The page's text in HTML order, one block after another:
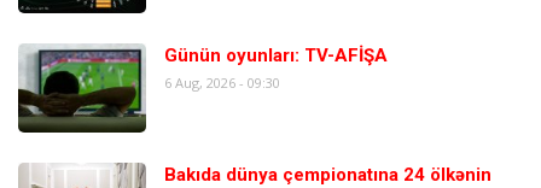
Günün oyunları: TV-AFİŞA
6 Aug, 2026 - 09:30
Bakıda dünya çempionatına 24 ölkənin